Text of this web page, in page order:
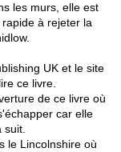
les murs, elle est
à rejeter la
UK et le site
ce livre.
de ce livre où
car elle
le Lincolnshire où